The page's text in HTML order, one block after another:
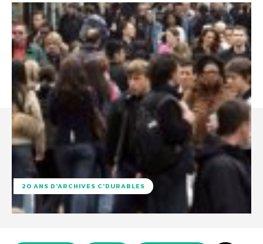
20 ANS D'ARCHIVES C'DURABLES